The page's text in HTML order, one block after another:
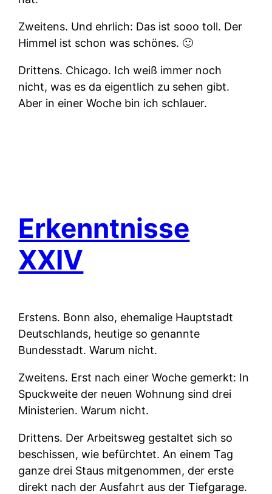
Zweitens. Und ehrlich: Das ist sooo toll. Der
Himmel ist schon was schönes. 🙂
Drittens. Chicago. Ich weiß immer noch
nicht, was es da eigentlich zu sehen gibt.
Aber in einer Woche bin ich schlauer.
Erkenntnisse
XXIV
Erstens. Bonn also, ehemalige Hauptstadt
Deutschlands, heutige so genannte
Bundesstadt. Warum nicht.
Zweitens. Erst nach einer Woche gemerkt: In
Spuckweite der neuen Wohnung sind drei
Ministerien. Warum nicht.
Drittens. Der Arbeitsweg gestaltet sich so
beschissen, wie befürchtet. An einem Tag
ganze drei Staus mitgenommen, der erste
direkt nach der Ausfahrt aus der Tiefgarage.